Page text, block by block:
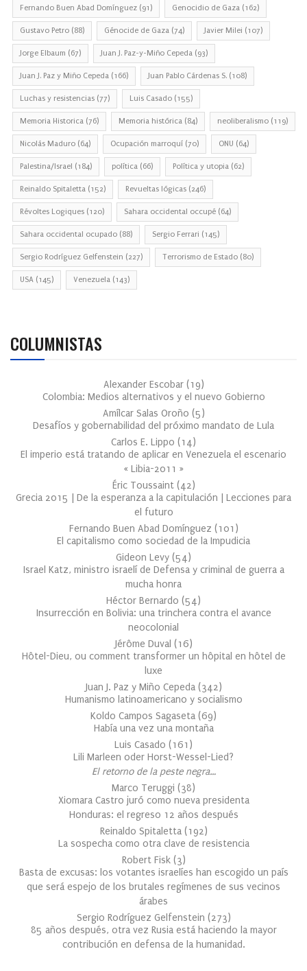
Fernando Buen Abad Domínguez (91) Genocidio de Gaza (162)
Gustavo Petro (88) Génocide de Gaza (74) Javier Milei (107)
Jorge Elbaum (67) Juan J. Paz-y-Miño Cepeda (93)
Juan J. Paz y Miño Cepeda (166) Juan Pablo Cárdenas S. (108)
Luchas y resistencias (77) Luis Casado (155)
Memoria Historica (76) Memoria histórica (84) neoliberalismo (119)
Nicolás Maduro (64) Ocupación marroquí (70) ONU (64)
Palestina/Israel (184) política (66) Política y utopia (62)
Reinaldo Spitaletta (152) Revueltas lógicas (246)
Révoltes Logiques (120) Sahara occidental occupé (64)
Sahara occidental ocupado (88) Sergio Ferrari (145)
Sergio Rodríguez Gelfenstein (227) Terrorismo de Estado (80)
USA (145) Venezuela (143)
COLUMNISTAS
Alexander Escobar (19)
Colombia: Medios alternativos y el nuevo Gobierno
Amílcar Salas Oroño (5)
Desafíos y gobernabilidad del próximo mandato de Lula
Carlos E. Lippo (14)
El imperio está tratando de aplicar en Venezuela el escenario
« Libia-2011 »
Éric Toussaint (42)
Grecia 2015 | De la esperanza a la capitulación | Lecciones para
el futuro
Fernando Buen Abad Domínguez (101 )
El capitalismo como sociedad de la Impudicia
Gideon Levy (54)
Israel Katz, ministro israelí de Defensa y criminal de guerra a
mucha honra
Héctor Bernardo (54)
Insurrección en Bolivia: una trinchera contra el avance
neocolonial
Jérôme Duval (16)
Hôtel-Dieu, ou comment transformer un hôpital en hôtel de
luxe
Juan J. Paz y Miño Cepeda (342)
Humanismo latinoamericano y socialismo
Koldo Campos Sagaseta (69)
Había una vez una montaña
Luis Casado (161 )
Lili Marleen oder Horst-Wessel-Lied?
El retorno de la peste negra…
Marco Teruggi (38)
Xiomara Castro juró como nueva presidenta
Honduras: el regreso 12 años después
Reinaldo Spitaletta (192)
La sospecha como otra clave de resistencia
Robert Fisk (3)
Basta de excusas: los votantes israelíes han escogido un país
que será espejo de los brutales regímenes de sus vecinos
árabes
Sergio Rodríguez Gelfenstein (273)
85 años después, otra vez Rusia está haciendo la mayor
contribución en defensa de la humanidad.